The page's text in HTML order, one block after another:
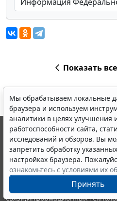
Показать
Мы обрабатываем локальные
браузера и используем
аналитики в целях улучшения
работоспособности сайта,
исследований и обзоров. Вы
запретить обработку
настройках браузера.
ознакомьтесь с условиями их
Принять
© ООО "НПП "ГАРАНТ-СЕРВИС",
выпускается с 1990 года.
являются участниками
информации ГАРАНТ.
Портал ГАРАНТ.РУ
издания Федеральной службой
связи,информационных